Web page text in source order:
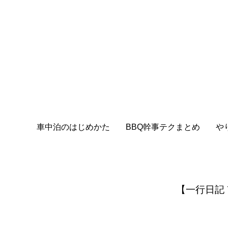
車中泊のはじめかた BBQ幹事テクまとめ や
【一行日